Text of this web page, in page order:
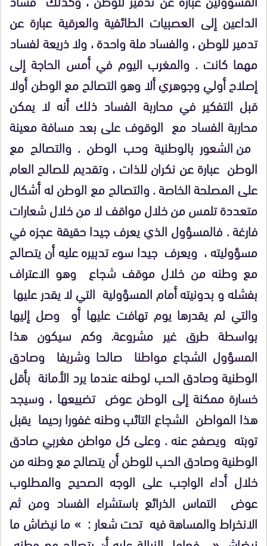
الداعين إلى العصبيات الطائفية والعرقية عبارة عن
تدمير للوطن ، والفساد ملة واحدة ، ولا ذريعة لفساد
مهما كانت . والمغرب اليوم في أمس الحاجة إلى
إصلاح أولي وجوهري ألا وهو التصالح مع الوطن أولا
قبل التفكير في محاربة الفساد ذلك أنه لا يمكن
محاربة الفساد مع الوقوف على بعد مسافة معينة
من الشعور بالوطنية وحب الوطن . والتصالح مع
الوطن عبارة عن نكران للذات ، وتقديم للصالح العام
على المصلحة الخاصة . والتصالح مع الوطن له أشكال
متعددة تلمس من خلال مواقف لا من خلال شعارات
فارغة . فالمسؤول الذي يعرف جيدا حقيقة عجزه في
مسؤوليته ، ويعرف جيدا سوء تدبيره عليه أن يتصالح
مع وطنه من خلال موقف شجاع وهو الاعتراف
بفشله و بدونيته أمام المسؤولية التي لا يقدر عليها
والتي لم يقدرها يوم تهافت عليها أو وصل إليها
بواسطة طرق غير مشروعة. وكم سيكون هذا
المسؤول الشجاع مواطنا صالحا وشريفا وصادق
الوطنية وصادق الحب لوطنه عندما يرد الأمانة بأقل
خسارة ممكنة إلى الوطن عوض تضييعها ، وسيجد
هذا المواطن الشجاع التائب وطنه غفورا رحيما يقبل
توبته ويصفح عنه . وعلى كل مواطن مغربي صادق
الوطنية وصادق الحب للوطن أن يتصالح مع وطنه من
خلال أداء الواجب على الوجه الصحيح والمطلوب
عوض
التماس الذرائع باستشراء الفساد ومن ثم
الانخراط والمساهة فيه تحت شعار : » ما نيضاش ما